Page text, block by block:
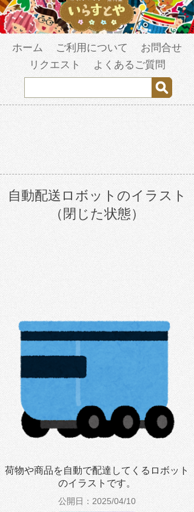
ホーム ご利用について
お問合せ
リクエスト
よくあるご質問
自動配送ロボットのイラスト
（閉じた状態）
荷物や商品を自動で配達してくるロボット
のイラストです。
公開日：2025/04/10